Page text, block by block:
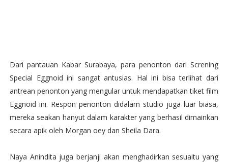
Dari pantauan Kabar Surabaya, para penonton dari Screning
Special Eggnoid ini sangat antusias. Hal ini bisa terlihat dari
antrean penonton yang mengular untuk mendapatkan tiket film
Eggnoid ini. Respon penonton didalam studio juga luar biasa,
mereka seakan hanyut dalam karakter yang berhasil dimainkan
secara apik oleh Morgan oey dan Sheila Dara.
Naya Anindita juga berjanji akan menghadirkan sesuaitu yang